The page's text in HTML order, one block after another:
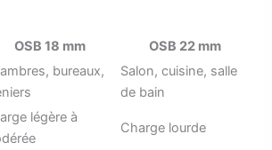
OSB 18 mm
OSB 22 mm
bureaux,
Salon, cuisine, salle
de bain
légère à
Charge lourde